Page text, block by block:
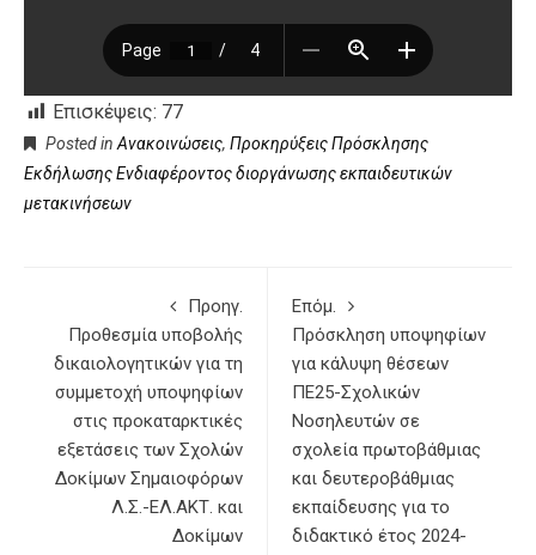
Επισκέψεις: 77
Posted in Ανακοινώσεις, Προκηρύξεις Πρόσκλησης
Εκδήλωσης Ενδιαφέροντος διοργάνωσης εκπαιδευτικών
μετακινήσεων
Προηγ.
Προθεσμία υποβολής
δικαιολογητικών για τη
συμμετοχή υποψηφίων
στις προκαταρκτικές
εξετάσεις των Σχολών
Δοκίμων Σημαιοφόρων
Λ.Σ.-ΕΛ.ΑΚΤ. και
Δοκίμων
Επόμ.
Πρόσκληση υποψηφίων
για κάλυψη θέσεων
ΠΕ25-Σχολικών
Νοσηλευτών σε
σχολεία πρωτοβάθμιας
και δευτεροβάθμιας
εκπαίδευσης για το
διδακτικό έτος 2024-